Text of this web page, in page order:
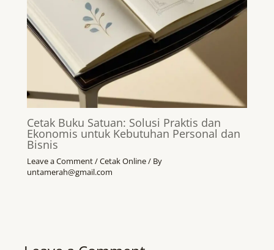
Cetak Buku Satuan: Solusi Praktis dan
Ekonomis untuk Kebutuhan Personal dan
Bisnis
Leave a Comment/Cetak Online/ By
untamerah@gmail.com